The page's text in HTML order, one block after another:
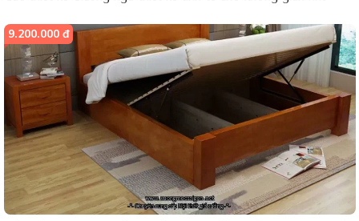
9.200.000 đ